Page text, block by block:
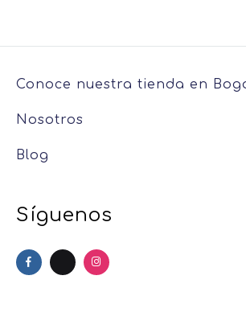
Conoce nuestra tienda en
Nosotros
Blog
Síguenos